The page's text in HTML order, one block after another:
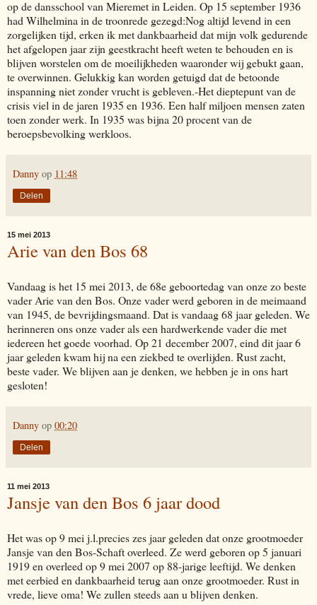
op de dansschool van Mieremet in Leiden. Op 15 september 1936
had Wilhelmina in de troonrede gezegd:Nog altijd levend in een
zorgelijken tijd, erken ik met dankbaarheid dat mijn volk gedurende
het afgelopen jaar zijn geestkracht heeft weten te behouden en is
blijven worstelen om de moeilijkheden waaronder wij gebukt gaan,
te overwinnen. Gelukkig kan worden getuigd dat de betoonde
inspanning niet zonder vrucht is gebleven.-Het dieptepunt van de
crisis viel in de jaren 1935 en 1936. Een half miljoen mensen zaten
toen zonder werk. In 1935 was bijna 20 procent van de
beroepsbevolking werkloos.
Danny op 11:48
Delen
15 mei 2013
Arie van den Bos 68
Vandaag is het 15 mei 2013, de 68e geboortedag van onze zo beste
vader Arie van den Bos. Onze vader werd geboren in de meimaand
van 1945, de bevrijdingsmaand. Dat is vandaag 68 jaar geleden. We
herinneren ons onze vader als een hardwerkende vader die met
iedereen het goede voorhad. Op 21 december 2007, eind dit jaar 6
jaar geleden kwam hij na een ziekbed te overlijden. Rust zacht,
beste vader. We blijven aan je denken, we hebben je in ons hart
gesloten!
Danny op 00:20
Delen
11 mei 2013
Jansje van den Bos 6 jaar dood
Het was op 9 mei j.l.precies zes jaar geleden dat onze grootmoeder
Jansje van den Bos-Schaft overleed. Ze werd geboren op 5 januari
1919 en overleed op 9 mei 2007 op 88-jarige leeftijd. We denken
met eerbied en dankbaarheid terug aan onze grootmoeder. Rust in
vrede, lieve oma! We zullen steeds aan u blijven denken.